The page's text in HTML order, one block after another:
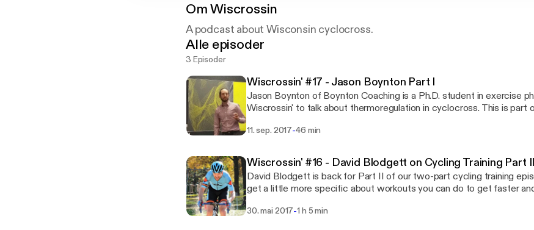
OmWiscrossin
A podcast about Wisconsin cyclocross.
Alle episoder
3 Episoder
Wiscrossin' #17 - Jason Boynton Part I
Jason Boynton of Boynton Coaching is a Ph.D. student in exercise
Wiscrossin' to talk about thermoregulation in cyclocross. This is part
11. sep. 2017-46 min
Wiscrossin' #16 - David Blodgett on Cycling Training Part II
David Blodgett is back for Part II of our two-part cycling training
get a little more specific about workouts you can do to get faster
30. mai 2017-1 h 5 min